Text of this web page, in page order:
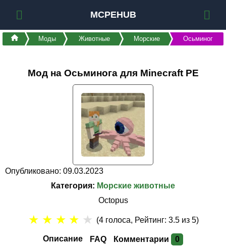
MCPEHUB
Моды Животные Морские Осьминог
Мод на Осьминога для Minecraft PE
Опубликовано: 09.03.2023
Категория: Морские животные
Оctopus
Описание FAQ Комментарии 0
★ ★ ★ ★ ★ (4 голоса, Рейтинг:3.5 из 5)